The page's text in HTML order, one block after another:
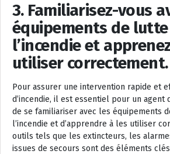
3. Familiarisez-vous
équipements de
l’incendie et
utiliser correctement.
Pour assurer une intervention rapide et
d’incendie, il est essentiel pour un agent
de se familiariser avec les équipements
l’incendie et d’apprendre à les utiliser
outils tels que les extincteurs, les
issues de secours sont des éléments